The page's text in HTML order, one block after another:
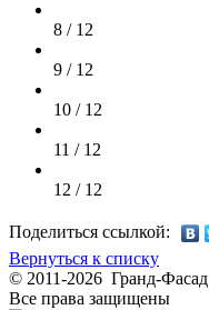
8 / 12
9 / 12
10 / 12
11 / 12
12 / 12
Поделиться ссылкой:
Вернуться к списку
© 2011-2026 Гранд-Фасад
Все права защищены